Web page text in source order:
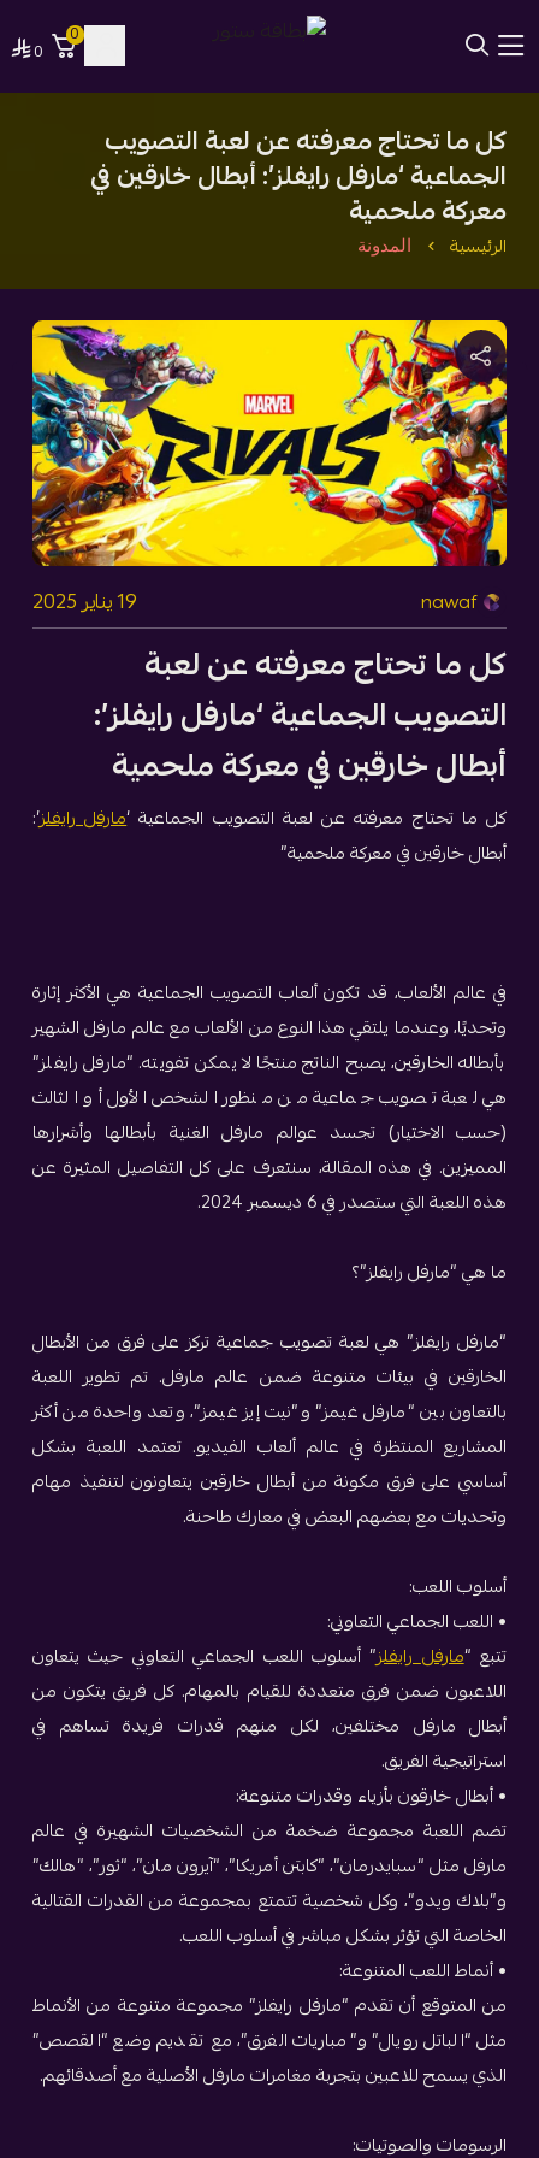
0
0
كل ما تحتاج معرفته عن لعبة التصويب
الجماعية ‘مارفل رايفلز’: أبطال خارقين في
معركة ملحمية
الرئيسية المدونة
nawaf 19 يناير 2025
كل ما تحتاج معرفته عن لعبة
التصويب الجماعية ‘مارفل رايفلز’:
أبطال خارقين في معركة ملحمية
كل ما تحتاج معرفته عن لعبة التصويب الجماعية ‘مارفل رايفلز’:
أبطال خارقين في معركة ملحمية”
في عالم الألعاب، قد تكون ألعاب التصويب الجماعية هي الأكثر إثارة
وتحديًا، وعندما يلتقي هذا النوع من الألعاب مع عالم مارفل الشهير
بأبطاله الخارقين، يصبح الناتج منتجًا لا يمكن تفويته. “مارفل رايفلز”
هي لعبة تصويب جماعية من منظور الشخص الأول أو الثالث
(حسب الاختيار) تجسد عوالم مارفل الغنية بأبطالها وأشرارها
المميزين. في هذه المقالة، سنتعرف على كل التفاصيل المثيرة عن
هذه اللعبة التي ستصدر في 6 ديسمبر 2024.
ما هي “مارفل رايفلز”؟
“مارفل رايفلز” هي لعبة تصويب جماعية تركز على فرق من الأبطال
الخارقين في بيئات متنوعة ضمن عالم مارفل. تم تطوير اللعبة
بالتعاون بين “مارفل غيمز” و”نيت إيز غيمز”، وتعد واحدة من أكثر
المشاريع المنتظرة في عالم ألعاب الفيديو. تعتمد اللعبة بشكل
أساسي على فرق مكونة من أبطال خارقين يتعاونون لتنفيذ مهام
وتحديات مع بعضهم البعض في معارك طاحنة.
أسلوب اللعب:
• اللعب الجماعي التعاوني:
تتبع “مارفل رايفلز” أسلوب اللعب الجماعي التعاوني حيث يتعاون
اللاعبون ضمن فرق متعددة للقيام بالمهام. كل فريق يتكون من
أبطال مارفل مختلفين، لكل منهم قدرات فريدة تساهم في
استراتيجية الفريق.
• أبطال خارقون بأزياء وقدرات متنوعة:
تضم اللعبة مجموعة ضخمة من الشخصيات الشهيرة في عالم
مارفل مثل “سبايدرمان”، “كابتن أمريكا”، “آيرون مان”، “ثور”، “هالك”
و”بلاك ويدو”، وكل شخصية تتمتع بمجموعة من القدرات القتالية
الخاصة التي تؤثر بشكل مباشر في أسلوب اللعب.
• أنماط اللعب المتنوعة:
من المتوقع أن تقدم “مارفل رايفلز” مجموعة متنوعة من الأنماط
مثل “الباتل رويال” و”مباريات الفرق”، مع تقديم وضع “القصص”
الذي يسمح للاعبين بتجربة مغامرات مارفل الأصلية مع أصدقائهم.
الرسومات والصوتيات: